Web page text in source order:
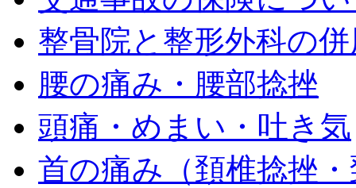
整骨院と整形外科の
腰の痛み・腰部捻挫
頭痛・めまい・吐き気
首の痛み（頚椎捻挫